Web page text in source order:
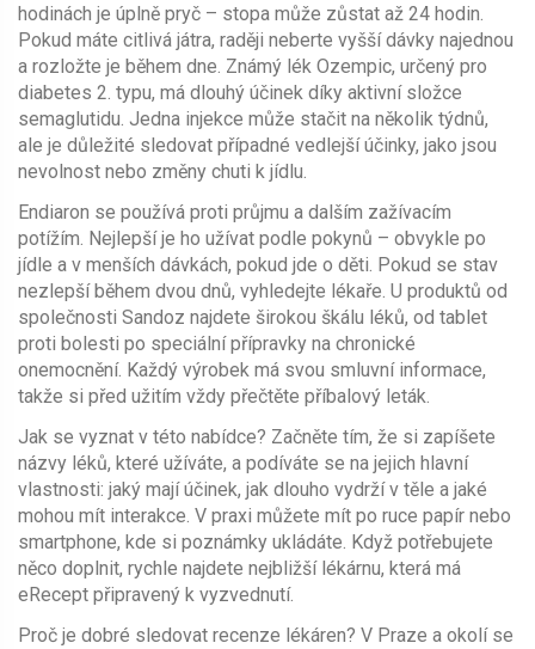
hodinách je úplně pryč – stopa může zůstat až 24 hodin.
Pokud máte citlivá játra, raději neberte vyšší dávky najednou
a rozložte je během dne. Známý lék Ozempic, určený pro
diabetes 2. typu, má dlouhý účinek díky aktivní složce
semaglutidu. Jedna injekce může stačit na několik týdnů,
ale je důležité sledovat případné vedlejší účinky, jako jsou
nevolnost nebo změny chuti k jídlu.
Endiaron se používá proti průjmu a dalším zažívacím
potížím. Nejlepší je ho užívat podle pokynů – obvykle po
jídle a v menších dávkách, pokud jde o děti. Pokud se stav
nezlepší během dvou dnů, vyhledejte lékaře. U produktů od
společnosti Sandoz najdete širokou škálu léků, od tablet
proti bolesti po speciální přípravky na chronické
onemocnění. Každý výrobek má svou smluvní informace,
takže si před užitím vždy přečtěte příbalový leták.
Jak se vyznat v této nabídce? Začněte tím, že si zapíšete
názvy léků, které užíváte, a podíváte se na jejich hlavní
vlastnosti: jaký mají účinek, jak dlouho vydrží v těle a jaké
mohou mít interakce. V praxi můžete mít po ruce papír nebo
smartphone, kde si poznámky ukládáte. Když potřebujete
něco doplnit, rychle najdete nejbližší lékárnu, která má
eRecept připravený k vyzvednutí.
Proč je dobré sledovat recenze lékáren? V Praze a okolí se